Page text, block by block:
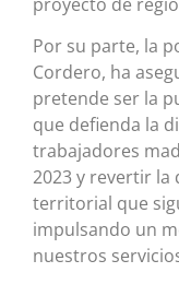
Por su parte, la
Cordero, ha
pretende ser la
que defienda la
trabajadores
2023 y revertir la
territorial que
impulsando un
nuestros